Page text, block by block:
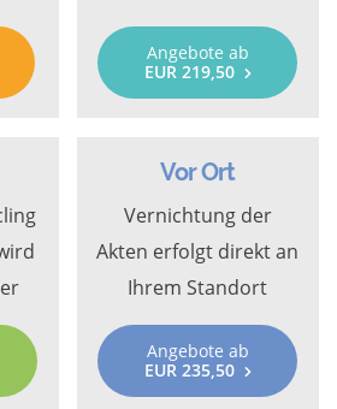
Angebote ab
EUR 219,50
Vor Ort
Vernichtung der
Akten erfolgt direkt an
Ihrem Standort
Angebote ab
EUR 235,50